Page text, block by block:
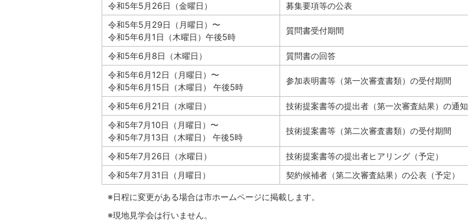
令和5年5月26日（金曜日）
募集要項等の公表
令和5年5月29日（月曜日）〜
令和5年6月1日（木曜日）午後5時
質問書受付期間
令和5年6月8日（木曜日）
質問書の回答
令和5年6月12日（月曜日）〜
令和5年6月15日（木曜日） 午後5時
参加表明書等（第一次審査書類）の受付期間
令和5年6月21日（水曜日）
技術提案書等の提出者（第一次審査結果）の通知
令和5年7月10日（月曜日）〜
令和5年7月13日（木曜日） 午後5時
技術提案書等（第二次審査書類）の受付期間
令和5年7月26日（水曜日）
技術提案書等の提出者ヒアリング（予定）
令和5年7月31日（月曜日）
契約候補者（第二次審査結果）の公表（予定）
※日程に変更がある場合は市ホームページに掲載します。
※現地見学会は行いません。